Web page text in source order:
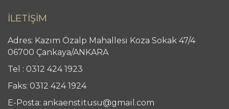
İLETİŞİM
Adres: Kazım Özalp Mahallesi Koza Sokak 47/4
06700 Çankaya/ANKARA
Tel : 0312 424 1923
Faks: 0312 424 1924
E-Posta: ankaenstitusu@gmail.com